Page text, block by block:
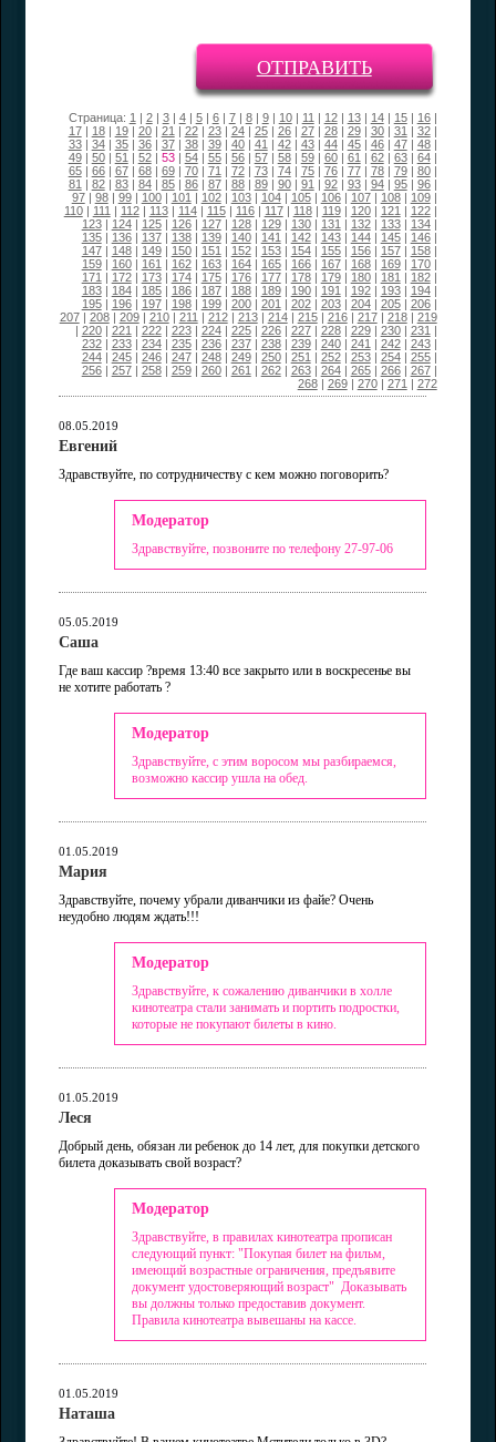
ОТПРАВИТЬ
Страница: 1 | 2| 3| 4| 5| 6| 7| 8| 9| 10| 11 | 12| 13| 14| 15| 16|
17| 18| 19| 20| 21 | 22| 23| 24| 25| 26| 27| 28| 29| 30| 31 | 32|
33| 34| 35| 36| 37| 38| 39| 40| 41 | 42| 43| 44| 45| 46| 47| 48|
49| 50| 51 | 52| 53| 54| 55| 56| 57| 58| 59| 60| 61 | 62| 63| 64|
65| 66| 67| 68| 69| 70| 71 | 72| 73| 74| 75| 76| 77| 78| 79| 80|
81 | 82| 83| 84| 85| 86| 87| 88| 89| 90| 91 | 92| 93| 94| 95| 96|
97| 98| 99| 100| 101 | 102| 103| 104| 105| 106| 107| 108| 109|
110| 111 | 112| 113| 114| 115| 116| 117| 118| 119| 120| 121 | 122|
123| 124| 125| 126| 127| 128| 129| 130| 131 | 132| 133| 134|
135| 136| 137| 138| 139| 140| 141 | 142| 143| 144| 145| 146|
147| 148| 149| 150| 151 | 152| 153| 154| 155| 156| 157| 158|
159| 160| 161 | 162| 163| 164| 165| 166| 167| 168| 169| 170|
171 | 172| 173| 174| 175| 176| 177| 178| 179| 180| 181 | 182|
183| 184| 185| 186| 187| 188| 189| 190| 191 | 192| 193| 194|
195| 196| 197| 198| 199| 200| 201 | 202| 203| 204| 205| 206|
207| 208| 209| 210| 211 | 212| 213| 214| 215| 216| 217| 218| 219
| 220| 221 | 222| 223| 224| 225| 226| 227| 228| 229| 230| 231 |
232| 233| 234| 235| 236| 237| 238| 239| 240| 241 | 242| 243|
244| 245| 246| 247| 248| 249| 250| 251 | 252| 253| 254| 255|
256| 257| 258| 259| 260| 261 | 262| 263| 264| 265| 266| 267|
268| 269| 270| 271 | 272
08.05.2019
Евгений
Здравствуйте, по сотрудничеству с кем можно поговорить?
Модератор
Здравствуйте, позвоните по телефону 27-97-06
05.05.2019
Саша
Где ваш кассир ?время 13:40 все закрыто или в воскресенье вы
не хотите работать ?
Модератор
Здравствуйте, с этим воросом мы разбираемся,
возможно кассир ушла на обед.
01.05.2019
Мария
Здравствуйте, почему убрали диванчики из файе? Очень
неудобно людям ждать!!!
Модератор
Здравствуйте, к сожалению диванчики в холле
кинотеатра стали занимать и портить подростки,
которые не покупают билеты в кино.
01.05.2019
Леся
Добрый день, обязан ли ребенок до 14 лет, для покупки детского
билета доказывать свой возраст?
Модератор
Здравствуйте, в правилах кинотеатра прописан
следующий пункт: "Покупая билет на фильм,
имеющий возрастные ограничения, предъявите
документ удостоверяющий возраст" Доказывать
вы должны только предоставив документ.
Правила кинотеатра вывешаны на кассе.
01.05.2019
Наташа